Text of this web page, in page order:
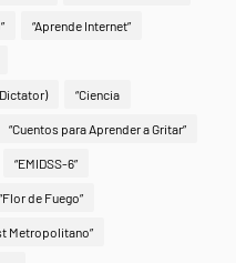
“Aprende Internet”
Dictator) “Ciencia
“Cuentos para Aprender a Gritar”
“EMIDSS-6”
de Fuego”
Metropolitano”